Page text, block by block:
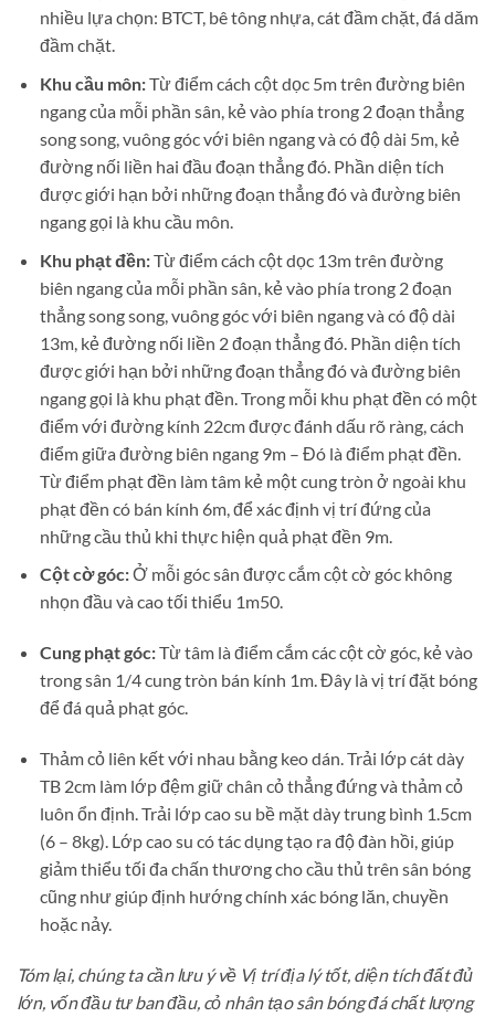
nhiều lựa chọn: BTCT, bê tông nhựa, cát đầm chặt, đá dăm
đầm chặt.
Khu cầu môn:Từ điểm cách cột dọc 5m trên đường biên
ngang của mỗi phần sân, kẻ vào phía trong 2 đoạn thẳng
song song, vuông góc với biên ngang và có độ dài 5m, kẻ
đường nối liền hai đầu đoạn thẳng đó. Phần diện tích
được giới hạn bởi những đoạn thẳng đó và đường biên
ngang gọi là khu cầu môn.
Khu phạt đền:Từ điểm cách cột dọc 13m trên đường
biên ngang của mỗi phần sân, kẻ vào phía trong 2 đoạn
thẳng song song, vuông góc với biên ngang và có độ dài
13m, kẻ đường nối liền 2 đoạn thẳng đó. Phần diện tích
được giới hạn bởi những đoạn thẳng đó và đường biên
ngang gọi là khu phạt đền. Trong mỗi khu phạt đền có một
điểm với đường kính 22cm được đánh dấu rõ ràng, cách
điểm giữa đường biên ngang 9m – Đó là điểm phạt đền.
Từ điểm phạt đền làm tâm kẻ một cung tròn ở ngoài khu
phạt đền có bán kính 6m, để xác định vị trí đứng của
những cầu thủ khi thực hiện quả phạt đền 9m.
Cột cờ góc:Ở mỗi góc sân được cắm cột cờ góc không
nhọn đầu và cao tối thiểu 1m50.
Cung phạt góc:Từ tâm là điểm cắm các cột cờ góc, kẻ vào
trong sân 1/4 cung tròn bán kính 1m. Đây là vị trí đặt bóng
để đá quả phạt góc.
Thảm cỏ liên kết với nhau bằng keo dán. Trải lớp cát dày
TB 2cm làm lớp đệm giữ chân cỏ thẳng đứng và thảm cỏ
luôn ổn định. Trải lớp cao su bề mặt dày trung bình 1.5cm
(6 – 8kg). Lớp cao su có tác dụng tạo ra độ đàn hồi, giúp
giảm thiểu tối đa chấn thương cho cầu thủ trên sân bóng
cũng như giúp định hướng chính xác bóng lăn, chuyền
hoặc nảy.
Tóm lại, chúng ta cần lưu ý về Vị trí địa lý tốt, diện tích đất đủ
lớn, vốn đầu tư ban đầu, cỏ nhân tạo sân bóng đá chất lượng